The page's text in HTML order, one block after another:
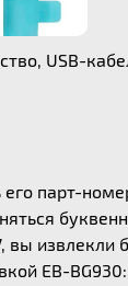
USB-
парт-
извлекли
EB-BG930: